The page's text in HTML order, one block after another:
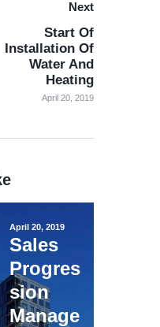
Next
Start Of
Installation Of
Water And
Heating
April 20, 2019
April 20, 2019
Sales
Progres
sion
Manage